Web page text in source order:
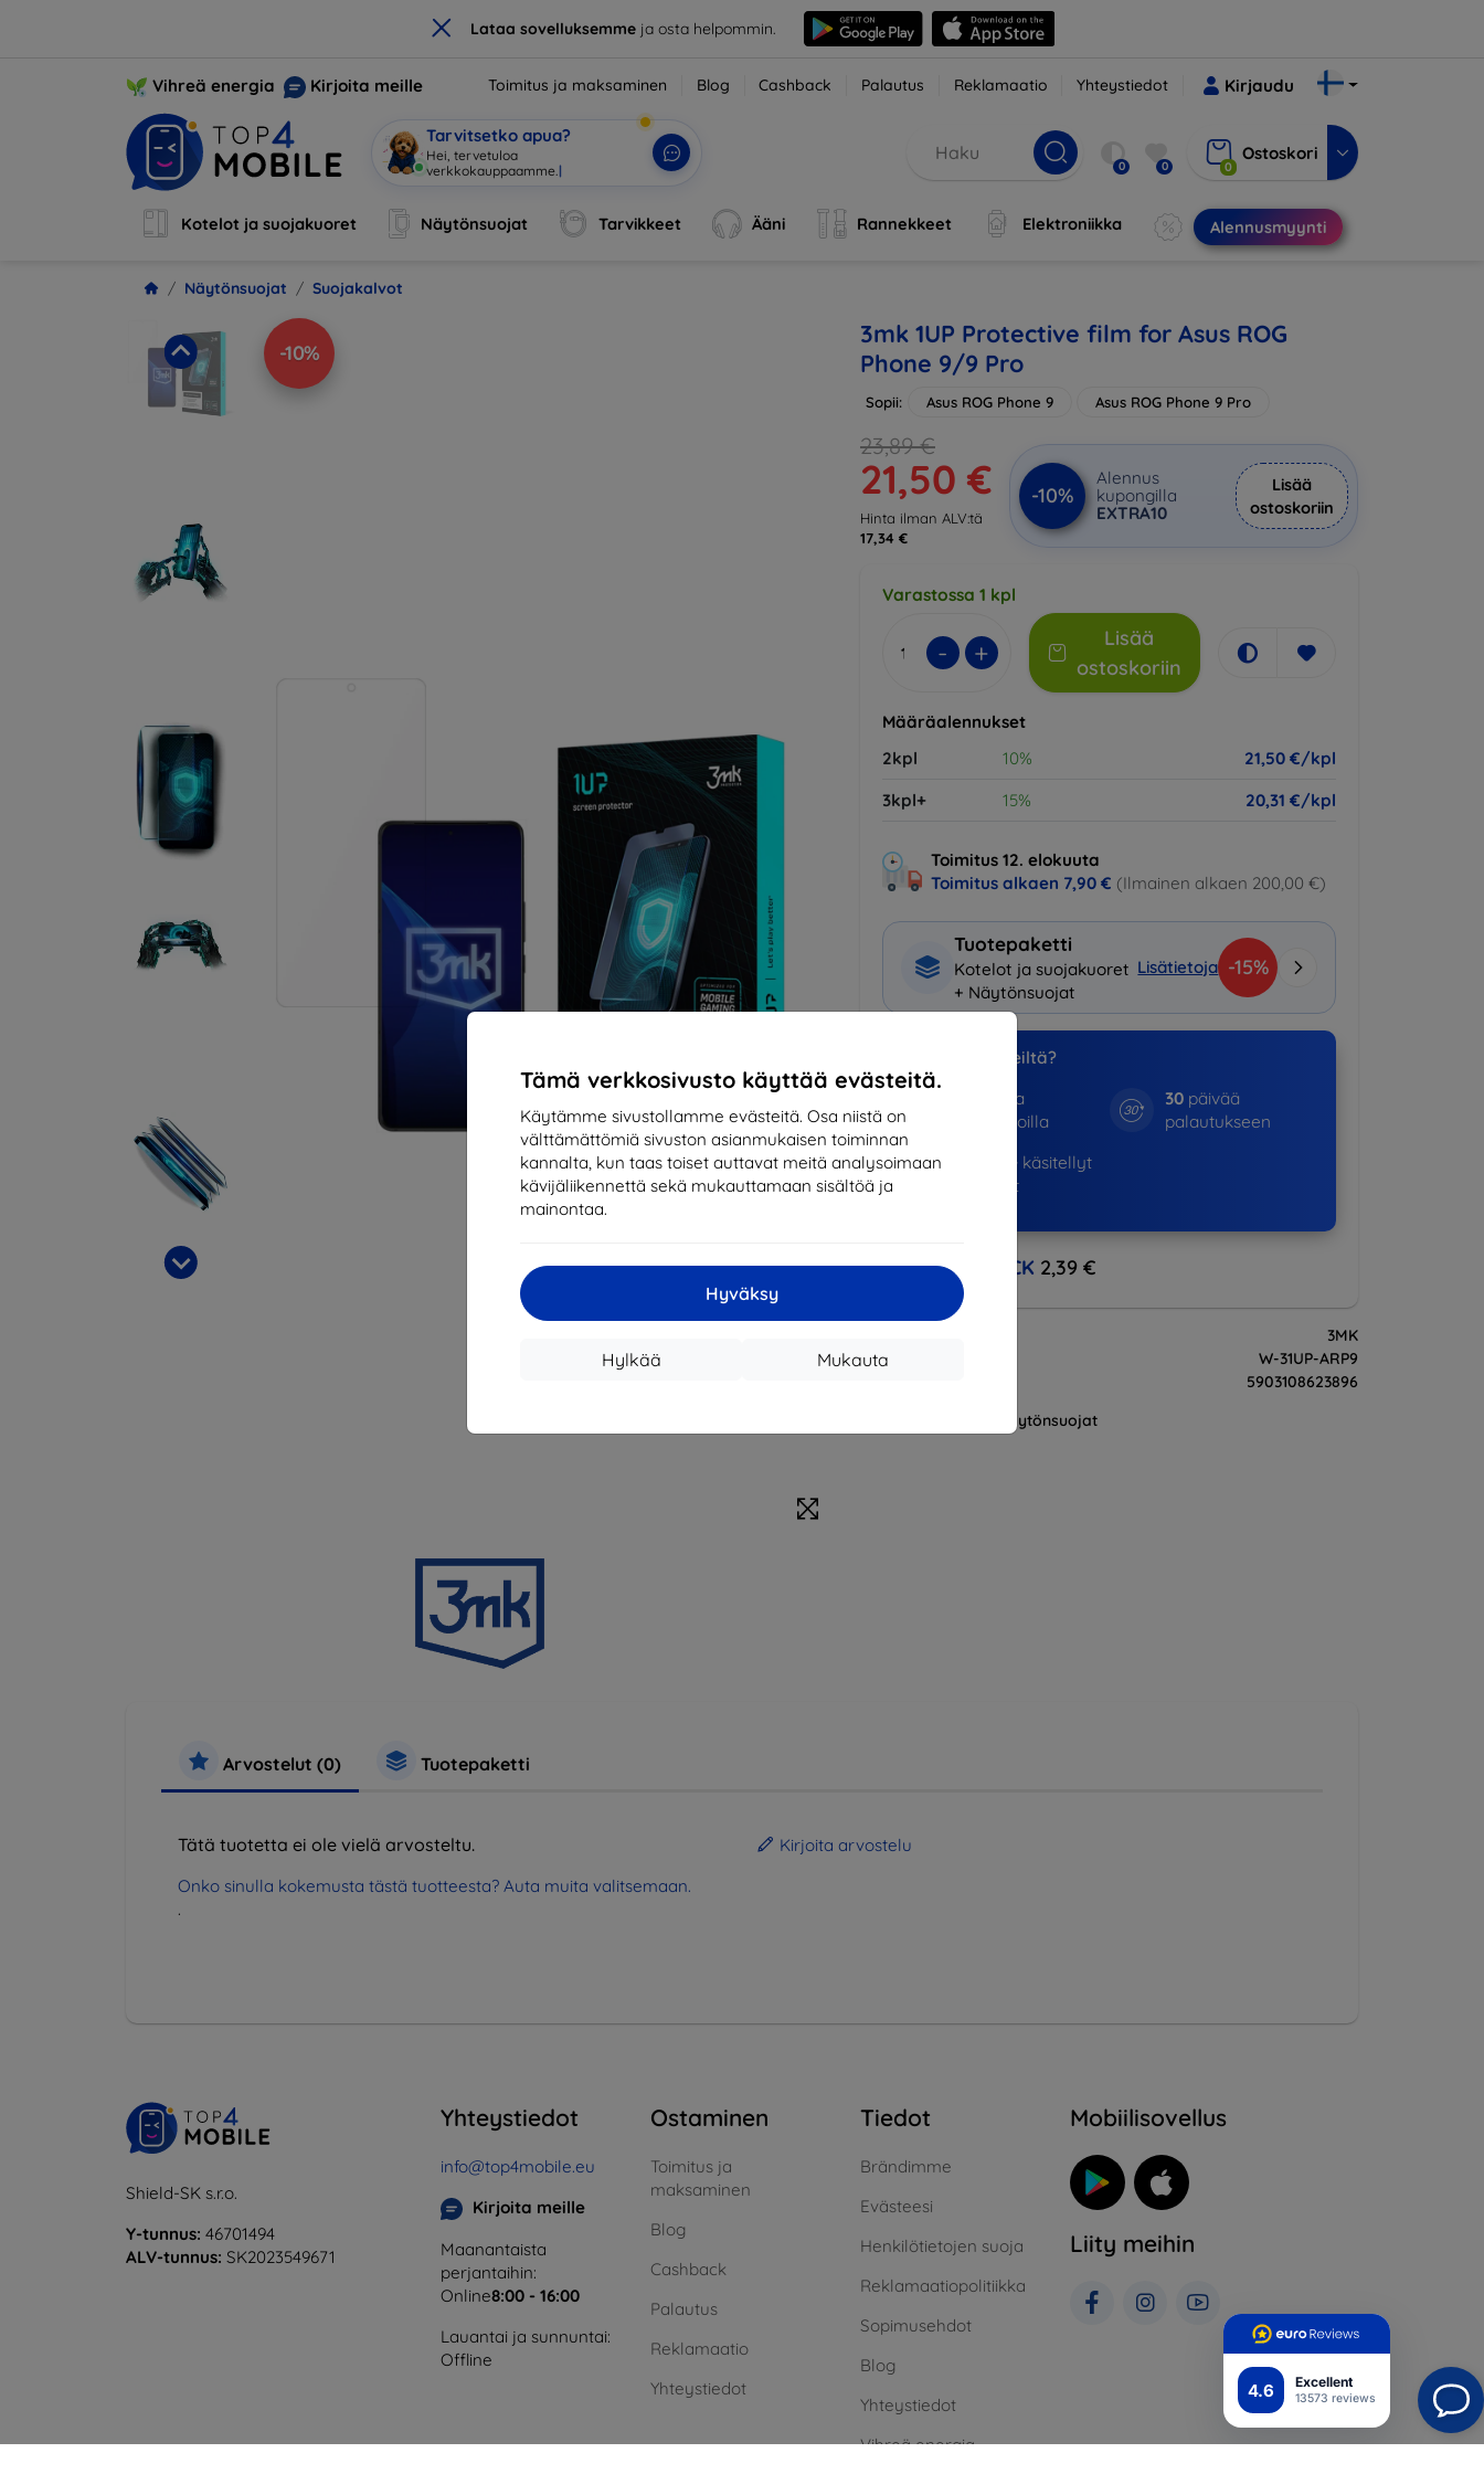
× Lataa sovelluksemmeja osta helpommin.
4.6 Excellent
13573 reviews
Tämä verkkosivusto käyttää evästeitä.
Käytämme sivustollamme evästeitä. Osa niistä on
välttämättömiä sivuston asianmukaisen toiminnan
kannalta, kun taas toiset auttavat meitä analysoimaan
kävijäliikennettä sekä mukauttamaan sisältöä ja
mainontaa.
Hyväksy
Mukauta
Hylkää
Vihreä energia Kirjoita meille Toimitus ja maksaminen Blog Cashback Palautus Reklamaatio Yhteystiedot Kirjaudu
Tarvitsetko apua?
Hei, tervetuloa
verkkokauppaamme. | 0 0 0
Ostoskori
Kotelot ja suojakuoret Näytönsuojat Tarvikkeet Ääni Rannekkeet Elektroniikka Alennusmyynti
Näytönsuojat Suojakalvot
-10%
3mk 1UP Protective film for Asus ROG
Phone 9/9 Pro
Sopii: Asus ROG Phone 9 Asus ROG Phone 9 Pro
23,89 €
21,50 €
Hinta ilman ALV:tä
17,34 €
-10%
Alennus
kupongilla
EXTRA10
Lisää
ostoskoriin
Varastossa 1 kpl
- +
Lisää
ostoskoriin
Määräalennukset
2kpl
10%
21,50 €/kpl
3kpl+
15% 20,31 €/kpl
Toimitus 12. elokuuta
Toimitus alkaen 7,90 € (Ilmainen alkaen 200,00 €)
Tuotepaketti
Kotelot ja suojakuoret
+ Näytönsuojat
Lisätietoja -15%
Miksi ostaa meiltä?
vuotta
markkinoilla
30päivää
palautukseen
819365+käsitellyt
tilaukset
CASHBACK 2,39 €
3MK
Tuotenumero
W-31UP-ARP9
5903108623896
Näytönsuojat
Arvostelut (0) Tuotepaketti
Tätä tuotetta ei ole vielä arvosteltu.
Onko sinulla kokemusta tästä tuotteesta? Auta muita valitsemaan.
.
Kirjoita arvostelu
Shield-SK s.r.o.
Y-tunnus: 46701494
ALV-tunnus: SK2023549671
Yhteystiedot
info@top4mobile.eu
Kirjoita meille
Maanantaista
perjantaihin:
Online8:00 - 16:00
Lauantai ja sunnuntai:
Offline
Ostaminen
Toimitus ja
maksaminen
Blog
Cashback
Palautus
Reklamaatio
Yhteystiedot
Tiedot
Brändimme
Evästeesi
Henkilötietojen suoja
Reklamaatiopolitiikka
Sopimusehdot
Blog
Yhteystiedot
Vihreä energia
Mobiilisovellus
Liity meihin